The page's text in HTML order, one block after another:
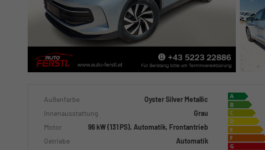
Außenfarbe
Oyster Silver Metallic
Innenausstattung
Grau
Motor
96 kW (131 PS), Automatik, Frontantrieb
Getriebe
Automatik